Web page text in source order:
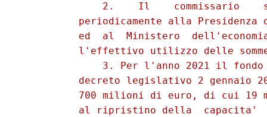
2.    Il    commissario
periodicamente alla Presidenza
ed  al  Ministero
l'effettivo utilizzo delle
3. Per l'anno 2021 il
decreto legislativo 2 gennaio
700 milioni di euro, di cui 19
al ripristino della  capacita'